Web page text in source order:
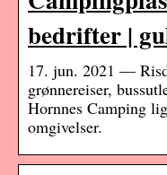
bedrifter |
17. jun. 2021 —
grønnereiser,
Hornnes Camping
omgivelser.